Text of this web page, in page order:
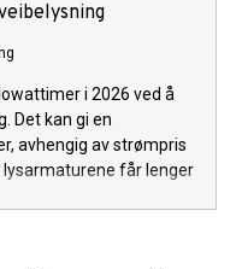
i 2026 ved å
Det kan gi en
avhengig av strømpris
får lenger